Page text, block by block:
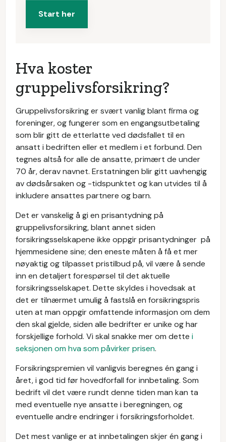
Start her
Hva koster
gruppelivsforsikring?
Gruppelivsforsikring er svært vanlig blant firma og
foreninger, og fungerer som en engangsutbetaling
som blir gitt de etterlatte ved dødsfallet til en
ansatt i bedriften eller et medlem i et forbund. Den
tegnes altså for alle de ansatte, primært de under
70 år, derav navnet. Erstatningen blir gitt uavhengig
av dødsårsaken og -tidspunktet og kan utvides til å
inkludere ansattes partnere og barn.
Det er vanskelig å gi en prisantydning på
gruppelivsforsikring, blant annet siden
forsikringsselskapene ikke oppgir prisantydninger på
hjemmesidene sine; den eneste måten å få et mer
nøyaktig og tilpasset pristilbud på, vil være å sende
inn en detaljert forespørsel til det aktuelle
forsikringsselskapet. Dette skyldes i hovedsak at
det er tilnærmet umulig å fastslå en forsikringspris
uten at man oppgir omfattende informasjon om dem
den skal gjelde, siden alle bedrifter er unike og har
forskjellige forhold. Vi skal snakke mer om dette i
seksjonen om hva som påvirker prisen.
Forsikringspremien vil vanligvis beregnes én gang i
året, i god tid før hovedforfall for innbetaling. Som
bedrift vil det være rundt denne tiden man kan ta
med eventuelle nye ansatte i beregningen, og
eventuelle andre endringer i forsikringsforholdet.
Det mest vanlige er at innbetalingen skjer én gang i